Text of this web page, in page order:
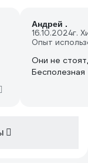
Андрей .
16.10.2024г.
Опыт
Они не
Бесполезная